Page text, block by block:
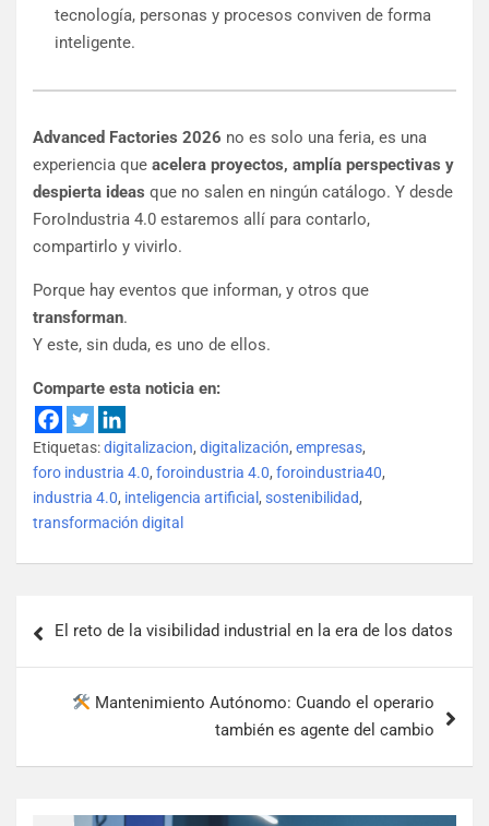
tecnología, personas y procesos conviven de forma
inteligente.
Advanced Factories 2026 no es solo una feria, es una
experiencia que acelera proyectos, amplía perspectivas y
despierta ideas que no salen en ningún catálogo. Y desde
ForoIndustria 4.0 estaremos allí para contarlo,
compartirlo y vivirlo.
Porque hay eventos que informan, y otros que
transforman.
Y este, sin duda, es uno de ellos.
Comparte esta noticia en:
Etiquetas:digitalizacion, digitalización, empresas,
foro industria 4.0, foroindustria 4.0, foroindustria40,
industria 4.0, inteligencia artificial , sostenibilidad,
transformación digital
El reto de la visibilidad industrial en la era de los datos
Mantenimiento Autónomo: Cuando el operario
también es agente del cambio